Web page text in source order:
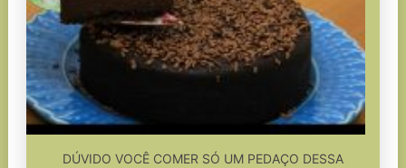
DÚVIDO VOCÊ COMER SÓ UM PEDAÇO DESSA